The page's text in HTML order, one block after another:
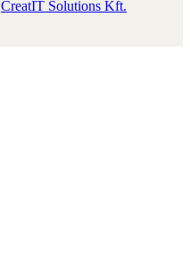
CreatIT Solutions Kft.